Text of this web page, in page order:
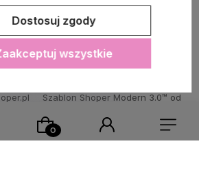
Szablon Shoper Modern 3.0™ od
Dostosuj zgody
wszystkie